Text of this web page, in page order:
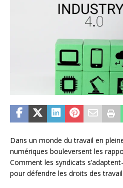
Dans un monde du travail en
numériques bouleversent les
Comment les syndicats
pour défendre les droits des